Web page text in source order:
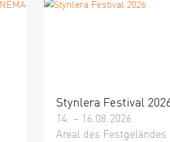
Stynlera Festival
14. – 16.08.2026
Areal des Festgeländes